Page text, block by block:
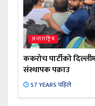
अन्तराष्ट्रिय
ककरोच पार्टीको
संस्थापक पक्राउ
57 YEARS पहिले